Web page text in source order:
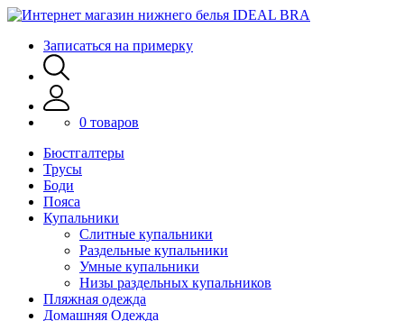
Записаться на примерку
0 товаров
Бюстгалтеры
Трусы
Боди
Пояса
Купальники
Слитные купальники
Раздельные купальники
Умные купальники
Низы раздельных купальников
Пляжная одежда
Домашняя Одежда